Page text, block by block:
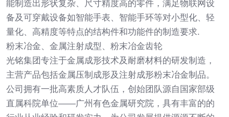
能制造出形状复杂、尺寸精度高的零件，满足物联网设
备及可穿戴设备如智能手表、智能手环等对小型化、轻
量化、高精度等特点的结构件和功能件的制造要求.
粉末冶金、金属注射成型、粉末冶金齿轮
光铭集团专注于金属成形技术及耐磨材料的研发制造，
主营产品包括金属压制成形及注射成形粉末冶金制品。
公司拥有一批高素质人才队伍，创始团队源自国家部级
直属科院单位——广州有色金属研究院，具有丰富的的